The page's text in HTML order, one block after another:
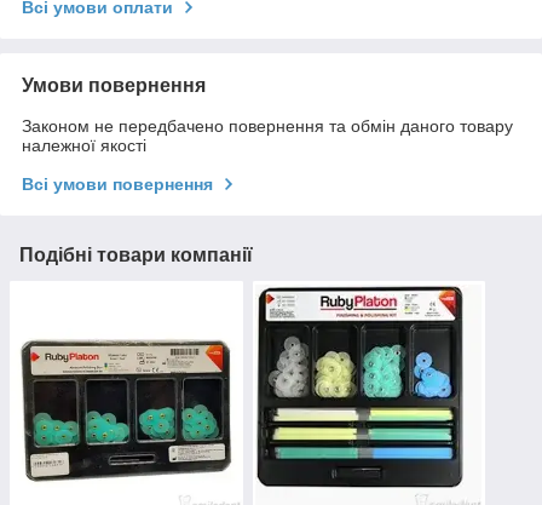
Всі умови оплати
Умови повернення
Законом не передбачено повернення та обмін даного товару
належної якості
Всі умови повернення
Подібні товари компанії